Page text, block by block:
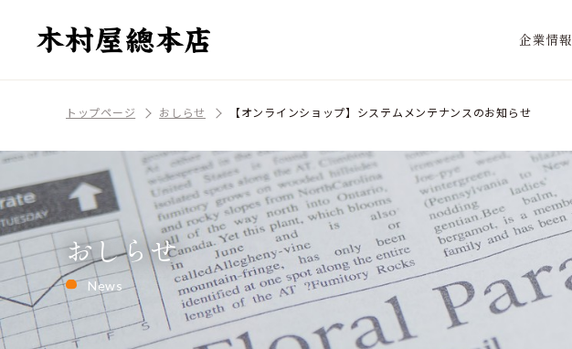
企業情報
トップページ おしらせ 【オンラインショップ】システムメンテナンスのお知らせ
おしらせ
News